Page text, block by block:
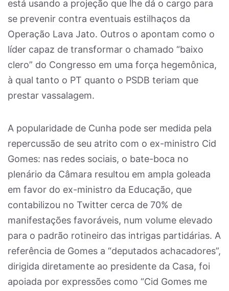
está usando a projeção que lhe dá o cargo para
se prevenir contra eventuais estilhaços da
Operação Lava Jato. Outros o apontam como o
líder capaz de transformar o chamado “baixo
clero” do Congresso em uma força hegemônica,
à qual tanto o PT quanto o PSDB teriam que
prestar vassalagem.
A popularidade de Cunha pode ser medida pela
repercussão de seu atrito com o ex-ministro Cid
Gomes: nas redes sociais, o bate-boca no
plenário da Câmara resultou em ampla goleada
em favor do ex-ministro da Educação, que
contabilizou no Twitter cerca de 70% de
manifestações favoráveis, num volume elevado
para o padrão rotineiro das intrigas partidárias. A
referência de Gomes a “deputados achacadores”,
dirigida diretamente ao presidente da Casa, foi
apoiada por expressões como “Cid Gomes me